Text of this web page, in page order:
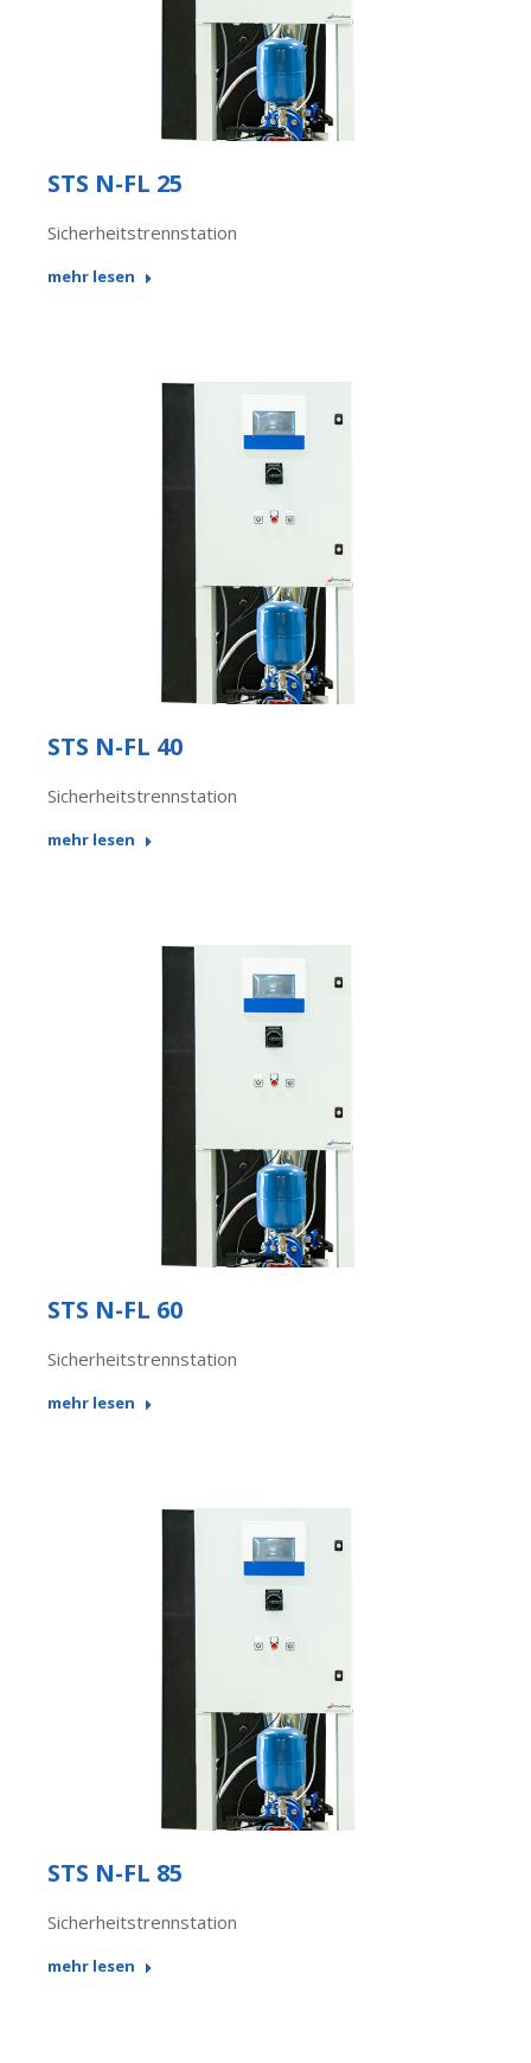
STS N-FL 25
Sicherheitstrennstation
mehr lesen
STS N-FL 40
Sicherheitstrennstation
mehr lesen
STS N-FL 60
Sicherheitstrennstation
mehr lesen
STS N-FL 85
Sicherheitstrennstation
mehr lesen